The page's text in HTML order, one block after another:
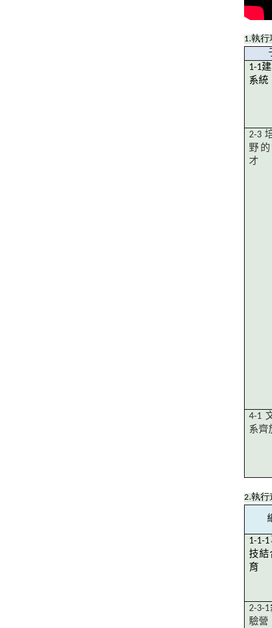
1.執行
1-1
系統
2-3
野
才
4-1
系齊
2.執行
1-1-1
技結
育
2-3-1
驗營